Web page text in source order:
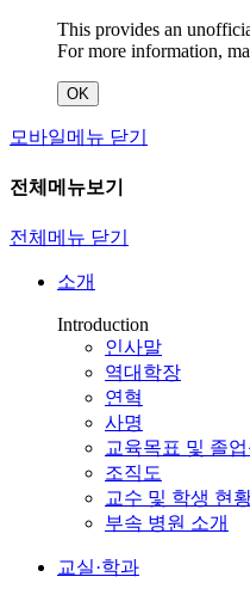
This provides an
For more information,
OK
모바일메뉴 닫기
전체메뉴보기
전체메뉴 닫기
소개
Introduction
인사말
역대학장
연혁
사명
교육목표 및 졸
조직도
교수 및 학생 현
부속 병원 소개
교실·학과